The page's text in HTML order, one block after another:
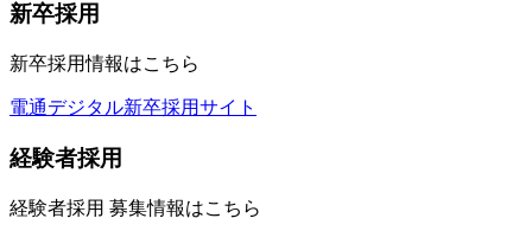
新卒採用
新卒採用情報はこちら
電通デジタル新卒採用サイト
経験者採用
経験者採用 募集情報はこちら